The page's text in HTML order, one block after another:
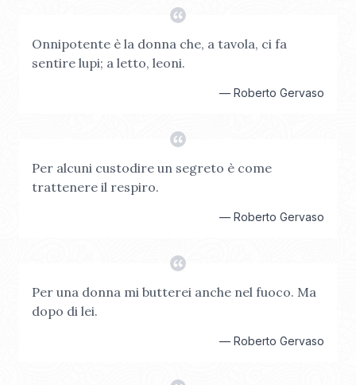
Onnipotente è la donna che, a tavola, ci fa
sentire lupi; a letto, leoni.
— Roberto Gervaso
Per alcuni custodire un segreto è come
trattenere il respiro.
— Roberto Gervaso
Per una donna mi butterei anche nel fuoco. Ma
dopo di lei.
— Roberto Gervaso